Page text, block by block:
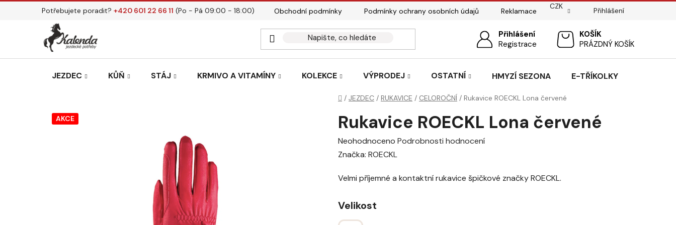
Přejít
Potřebujete poradit? +420 601 22 66 11 (Po - Pá 09:00 - 18:00) Obchodní podmínky Podmínky ochrany osobních údajů
Reklamace
Pasování sedel pro koně
CZK
Přihlášení
Přihlášení
Registrace
NÁKUPNÍPRÁZDNÝ KOŠÍK
JEZDEC KŮŇ STÁJ KRMIVO A VITAMÍNY KOLEKCE VÝPRODEJ OSTATNÍ HMYZÍ SEZONA E-TŘÍKOLKY
Domů
/ JEZDEC / RUKAVICE / CELOROČNÍ / Rukavice ROECKL Lona červené
Rukavice ROECKL Lona červené
Průměrné
hodnocení
je
z
5
Neohodnoceno Podrobnosti hodnocení
Značka: ROECKL
Velmi příjemné a kontaktní rukavice špičkové značky ROECKL.
Velikost
AKCE